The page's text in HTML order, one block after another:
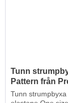
Tunn
Pattern från
Tunn